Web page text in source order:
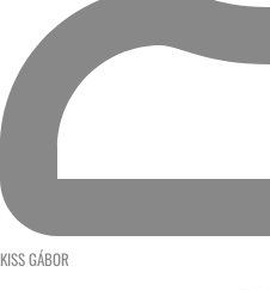
KISS GÁBOR